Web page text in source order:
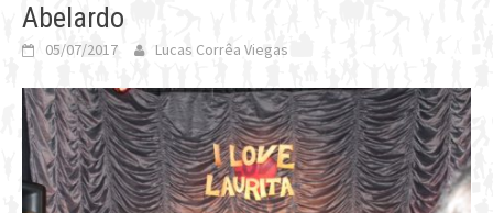
Abelardo
05/07/2017 Lucas Corrêa Viegas